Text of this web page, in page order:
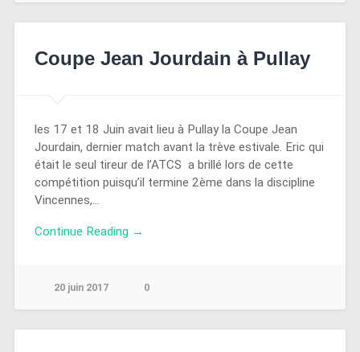
Coupe Jean Jourdain à Pullay
les 17 et 18 Juin avait lieu à Pullay la Coupe Jean
Jourdain, dernier match avant la trève estivale. Eric qui
était le seul tireur de l’ATCS a brillé lors de cette
compétition puisqu’il termine 2ème dans la discipline
Vincennes,…
Continue Reading →
20 juin 2017 0